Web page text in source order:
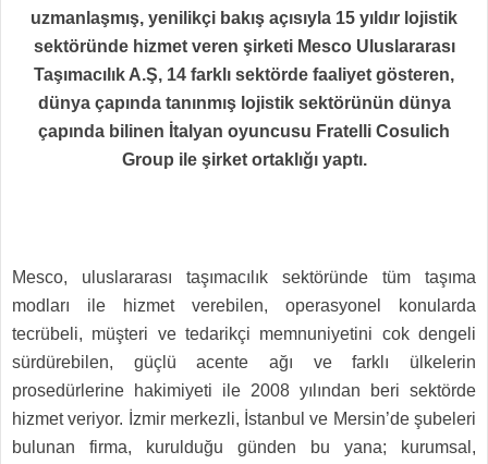
uzmanlaşmış, yenilikçi bakış açısıyla 15 yıldır lojistik
sektöründe hizmet veren şirketi Mesco Uluslararası
Taşımacılık A.Ş, 14 farklı sektörde faaliyet gösteren,
dünya çapında tanınmış lojistik sektörünün dünya
çapında bilinen İtalyan oyuncusu Fratelli Cosulich
Group ile şirket ortaklığı yaptı.
Mesco, uluslararası taşımacılık sektöründe tüm taşıma
modları ile hizmet verebilen, operasyonel konularda
tecrübeli, müşteri ve tedarikçi memnuniyetini cok dengeli
sürdürebilen, güçlü acente ağı ve farklı ülkelerin
prosedürlerine hakimiyeti ile 2008 yılından beri sektörde
hizmet veriyor. İzmir merkezli, İstanbul ve Mersin’de şubeleri
bulunan firma, kurulduğu günden bu yana; kurumsal,